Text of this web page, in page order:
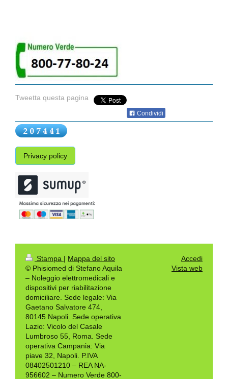
Tweetta questa pagina
Condividi
Privacy policy
Stampa | Mappa del sito
© Phisiomed di Stefano Aquila
– Noleggio elettromedicali e
dispositivi per riabilitazione
domiciliare. Sede legale: Via
Gaetano Salvatore 474,
80145 Napoli. Sede operativa
Lazio: Vicolo del Casale
Lumbroso 55, Roma. Sede
operativa Campania: Via
piave 32, Napoli. P.IVA
08402501210 – REA NA-
956602 – Numero Verde 800-
Accedi
Vista web